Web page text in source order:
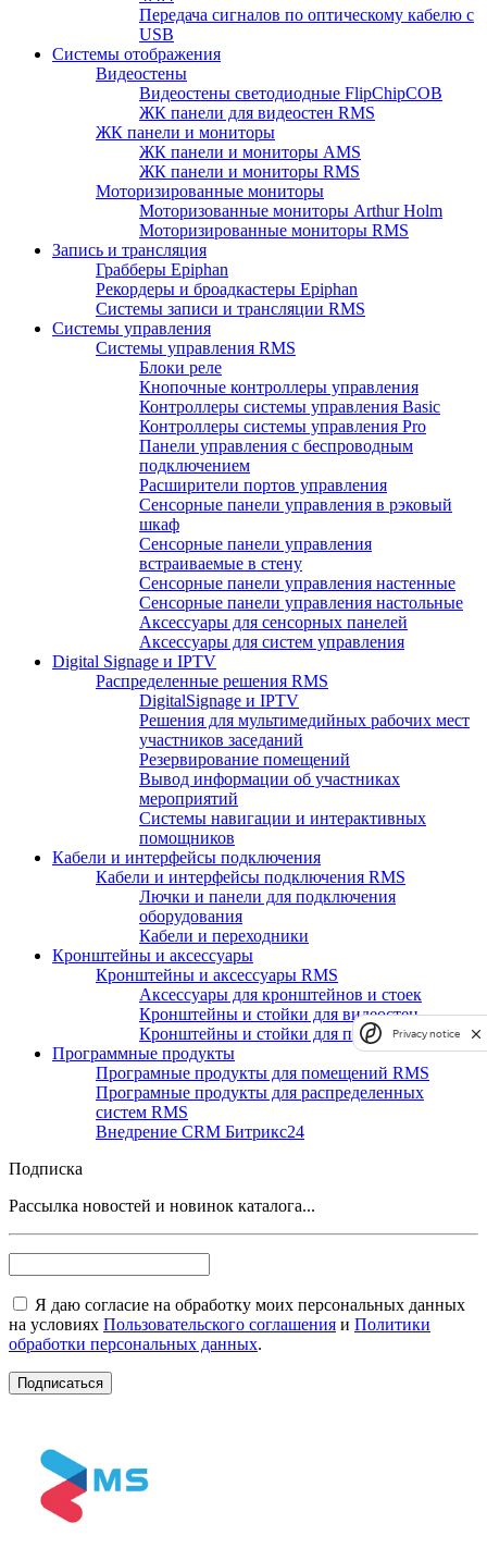
Передача сигналов по оптическому кабелю с
USB
Системы отображения
Видеостены
Видеостены светодиодные FlipChipCOB
ЖК панели для видеостен RMS
ЖК панели и мониторы
ЖК панели и мониторы AMS
ЖК панели и мониторы RMS
Моторизированные мониторы
Моторизованные мониторы Arthur Holm
Моторизированные мониторы RMS
Запись и трансляция
Грабберы Epiphan
Рекордеры и броадкастеры Epiphan
Системы записи и трансляции RMS
Системы управления
Системы управления RMS
Блоки реле
Кнопочные контроллеры управления
Контроллеры системы управления Basic
Контроллеры системы управления Pro
Панели управления с беспроводным
подключением
Расширители портов управления
Сенсорные панели управления в рэковый
шкаф
Сенсорные панели управления
встраиваемые в стену
Сенсорные панели управления настенные
Сенсорные панели управления настольные
Аксессуары для сенсорных панелей
Аксессуары для систем управления
Digital Signage и IPTV
Распределенные решения RMS
DigitalSignage и IPTV
Решения для мультимедийных рабочих мест
участников заседаний
Резервирование помещений
Вывод информации об участниках
мероприятий
Системы навигации и интерактивных
помощников
Кабели и интерфейсы подключения
Кабели и интерфейсы подключения RMS
Лючки и панели для подключения
оборудования
Кабели и переходники
Кронштейны и аксессуары
Кронштейны и аксессуары RMS
Аксессуары для кронштейнов и стоек
Кронштейны и стойки для видеостен
Кронштейны и стойки для панелей
Программные продукты
Програмные продукты для помещений RMS
Програмные продукты для распределенных
систем RMS
Внедрение CRM Битрикс24
Подписка
Рассылка новостей и новинок каталога...
Я даю согласие на обработку моих персональных данных
на условиях Пользовательского соглашения и Политики
обработки персональных данных.
Privacy notice